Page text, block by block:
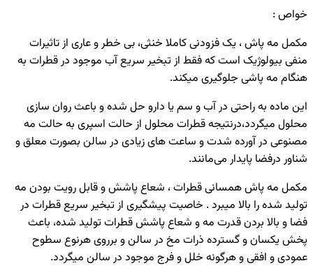
خواص :
مکمل مه پاش ، یک فزودنی کاملا خنثی، بی خطر و عاری از تاثیرات
منفی بیولوژیک است که فقط از تبخیر سریع آب موجود در قطرات به
هنگام مه پاشی جلوگیری میکند.
این ماده به راحتی در آب و سم یا دارو حل شده و باعث روان سازی
محلول میگردد،درنتیجه قطرات محلول از حالت اسپری به حالت مه
مصنوعی در آورده شدت و ساعت های زیادی در سالن بصورت معلق و
شناور درفضا پایدار می‌مانند.
مکمل مه پاش همسانی قطرات ، شعاع پاشش و قابل رویت بودن مه
تولید شده را بالا میبرد . خاصیت پیشگیری از تبخیر سریع قطرات در
فضا و بالا بردن قدرت مه و شعاع پاشش قطرات تولید شده، باعث
پخش یکسان و گسترده ذرات مخ در سالن و برروی هرنوع سطوح
عمودی و افقی و هرگونه خلل و فرج موجود در سالن میگردد.